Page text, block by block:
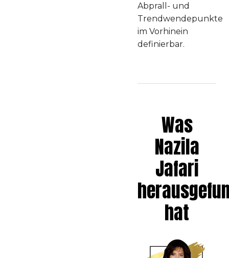
Abprall- und
Trendwendepunkte
im Vorhinein
definierbar.
Was
Nazila
Jafari
hat